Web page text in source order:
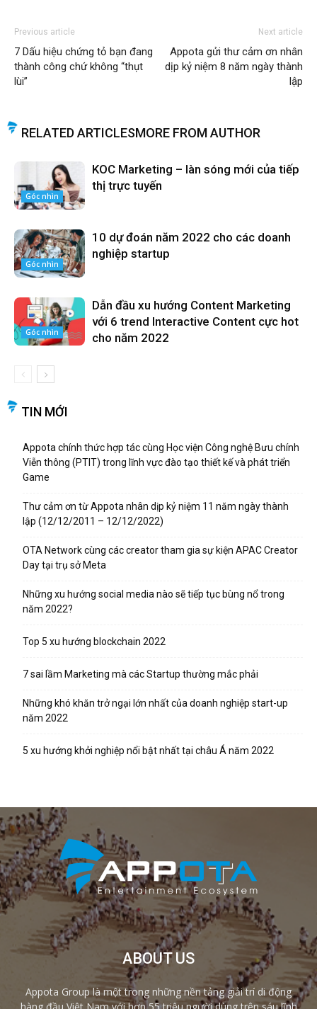
Previous article
7 Dấu hiệu chứng tỏ bạn đang
thành công chứ không “thụt
lùi”
Next article
Appota gửi thư cảm ơn nhân
dịp kỷ niệm 8 năm ngày thành
lập
RELATED ARTICLESMORE FROM AUTHOR
Góc nhìn
KOC Marketing – làn sóng mới của tiếp
thị trực tuyến
Góc nhìn
10 dự đoán năm 2022 cho các doanh
nghiệp startup
Góc nhìn
Dẫn đầu xu hướng Content Marketing
với 6 trend Interactive Content cực hot
cho năm 2022
TIN MỚI
Appota chính thức hợp tác cùng Học viện Công nghệ Bưu chính
Viễn thông (PTIT) trong lĩnh vực đào tạo thiết kế và phát triển
Game
Thư cảm ơn từ Appota nhân dịp kỷ niệm 11 năm ngày thành
lập (12/12/2011 – 12/12/2022)
OTA Network cùng các creator tham gia sự kiện APAC Creator
Day tại trụ sở Meta
Những xu hướng social media nào sẽ tiếp tục bùng nổ trong
năm 2022?
Top 5 xu hướng blockchain 2022
7 sai lầm Marketing mà các Startup thường mắc phải
Những khó khăn trở ngại lớn nhất của doanh nghiệp start-up
năm 2022
5 xu hướng khởi nghiệp nổi bật nhất tại châu Á năm 2022
ABOUT US
Appota Group là một trong những nền tảng giải trí di động